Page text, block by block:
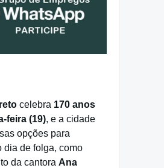
celebra 170 anos
feira (19), e a cidade
opções para
dia de folga, como
da cantora Ana